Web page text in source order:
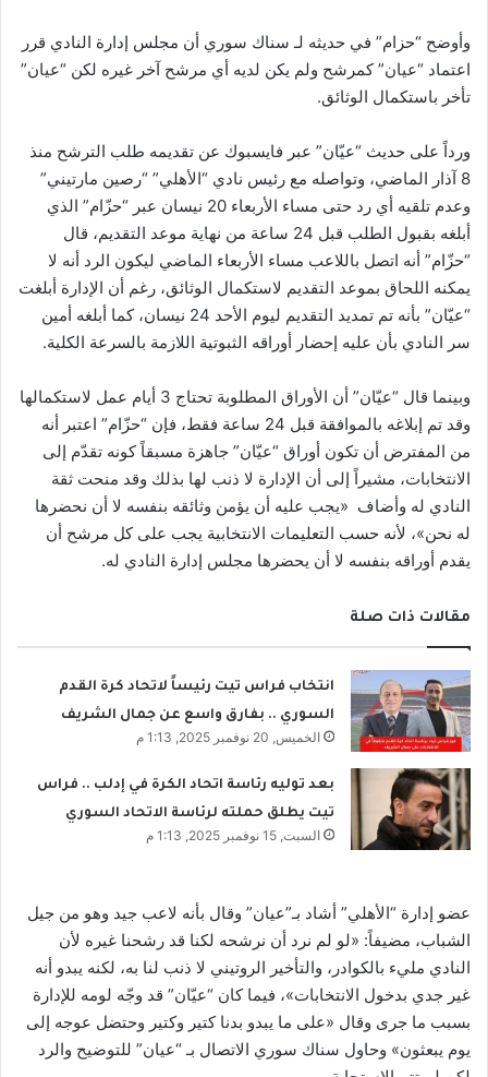
وأوضح “حزام” في حديثه لـ سناك سوري أن مجلس إدارة النادي قرر
اعتماد “عيان” كمرشح ولم يكن لديه أي مرشح آخر غيره لكن “عيان”
تأخر باستكمال الوثائق.
ورداً على حديث “عيّان” عبر فايسبوك عن تقديمه طلب الترشح منذ
8 آذار الماضي، وتواصله مع رئيس نادي “الأهلي” “رصين مارتيني”
وعدم تلقيه أي رد حتى مساء الأربعاء 20 نيسان عبر “حزّام” الذي
أبلغه بقبول الطلب قبل 24 ساعة من نهاية موعد التقديم، قال
“حزّام” أنه اتصل باللاعب مساء الأربعاء الماضي ليكون الرد أنه لا
يمكنه اللحاق بموعد التقديم لاستكمال الوثائق، رغم أن الإدارة أبلغت
“عيّان” بأنه تم تمديد التقديم ليوم الأحد 24 نيسان، كما أبلغه أمين
سر النادي بأن عليه إحضار أوراقه الثبوتية اللازمة بالسرعة الكلية.
وبينما قال “عيّان” أن الأوراق المطلوبة تحتاج 3 أيام عمل لاستكمالها
وقد تم إبلاغه بالموافقة قبل 24 ساعة فقط، فإن “حزّام” اعتبر أنه
من المفترض أن تكون أوراق “عيّان” جاهزة مسبقاً كونه تقدّم إلى
الانتخابات، مشيراً إلى أن الإدارة لا ذنب لها بذلك وقد منحت ثقة
النادي له وأضاف «يجب عليه أن يؤمن وثائقه بنفسه لا أن نحضرها
له نحن»، لأنه حسب التعليمات الانتخابية يجب على كل مرشح أن
يقدم أوراقه بنفسه لا أن يحضرها مجلس إدارة النادي له.
مقالات ذات صلة
انتخاب فراس تيت رئيساً لاتحاد كرة القدم
السوري .. بفارق واسع عن جمال الشريف
الخميس, 20 نوفمبر 2025, 1:13 م
بعد توليه رئاسة اتحاد الكرة في إدلب .. فراس
تيت يطلق حملته لرئاسة الاتحاد السوري
السبت, 15 نوفمبر 2025, 1:13 م
عضو إدارة “الأهلي” أشاد بـ”عيان” وقال بأنه لاعب جيد وهو من جيل
الشباب، مضيفاً: «لو لم نرد أن نرشحه لكنا قد رشحنا غيره لأن
النادي مليء بالكوادر، والتأخير الروتيني لا ذنب لنا به، لكنه يبدو أنه
غير جدي بدخول الانتخابات»، فيما كان “عيّان” قد وجّه لومه للإدارة
بسبب ما جرى وقال «على ما يبدو بدنا كتير وكتير وحتضل عوجه إلى
يوم يبعثون» وحاول سناك سوري الاتصال بـ “عيان” للتوضيح والرد